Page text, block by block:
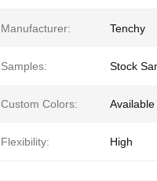
Manufacturer: Tenchy
Samples: Stock
Custom Colors: Available
Flexibility: High